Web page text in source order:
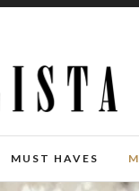
MUST HAVES